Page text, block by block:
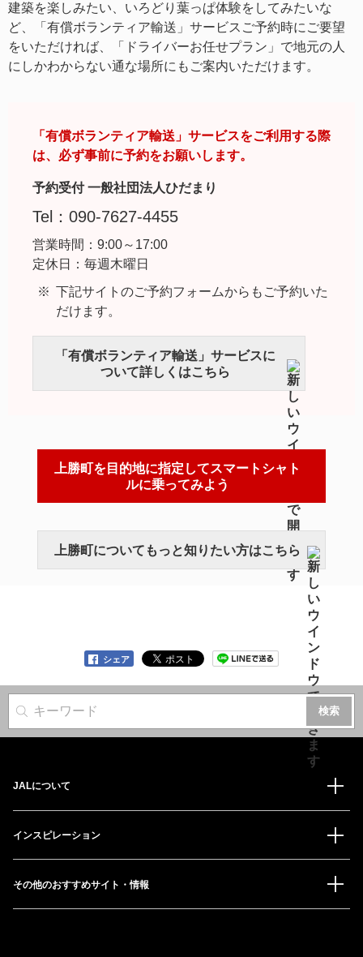
建築を楽しみたい、いろどり葉っぱ体験をしてみたいな
ど、「有償ボランティア輸送」サービスご予約時にご要望
をいただければ、「ドライバーお任せプラン」で地元の人
にしかわからない通な場所にもご案内いただけます。
「有償ボランティア輸送」サービスをご利用する際
は、必ず事前に予約をお願いします。
予約受付 一般社団法人ひだまり
Tel：090-7627-4455
営業時間：9:00～17:00
定休日：毎週木曜日
下記サイトのご予約フォームからもご予約いた
だけます。
「有償ボランティア輸送」サービスに
ついて詳しくはこちら
上勝町を目的地に指定してスマートシャト
ルに乗ってみよう
上勝町についてもっと知りたい方はこちら
シェア
サイト内検索
JALについて
インスピレーション
その他のおすすめサイト・情報